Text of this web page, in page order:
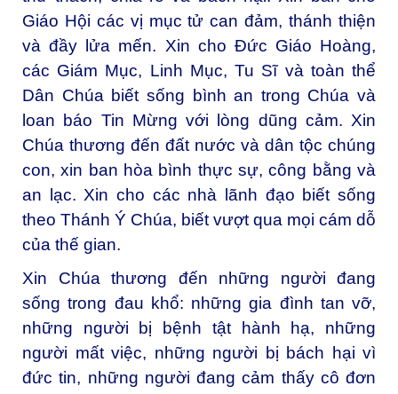
Giáo Hội các vị mục tử can đảm, thánh thiện
và đầy lửa mến. Xin cho Đức Giáo Hoàng,
các Giám Mục, Linh Mục, Tu Sĩ và toàn thể
Dân Chúa biết sống bình an trong Chúa và
loan báo Tin Mừng với lòng dũng cảm. Xin
Chúa thương đến đất nước và dân tộc chúng
con, xin ban hòa bình thực sự, công bằng và
an lạc. Xin cho các nhà lãnh đạo biết sống
theo Thánh Ý Chúa, biết vượt qua mọi cám dỗ
của thế gian.
Xin Chúa thương đến những người đang
sống trong đau khổ: những gia đình tan vỡ,
những người bị bệnh tật hành hạ, những
người mất việc, những người bị bách hại vì
đức tin, những người đang cảm thấy cô đơn